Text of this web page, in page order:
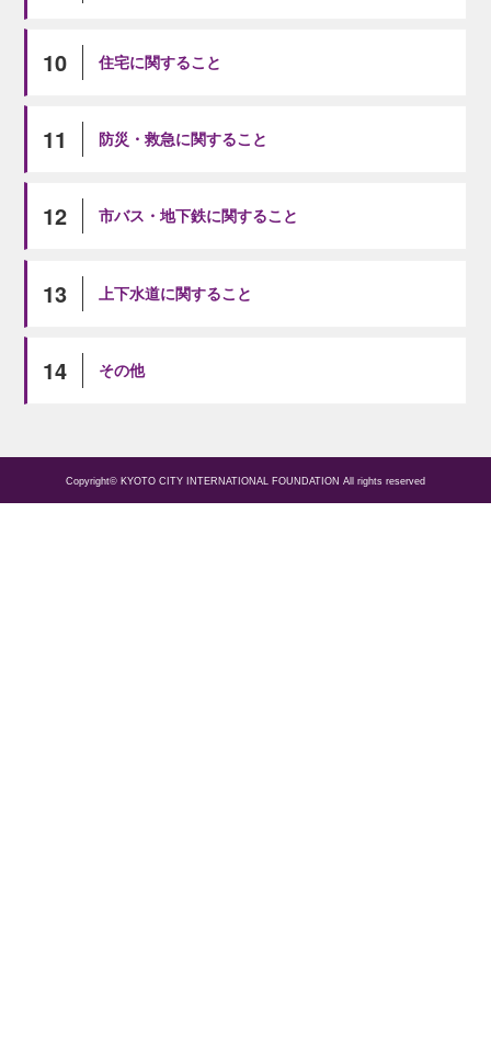
10 住宅に関すること
11 防災・救急に関すること
12 市バス・地下鉄に関すること
13 上下水道に関すること
14 その他
Copyright© KYOTO CITY INTERNATIONAL FOUNDATION All rights reserved